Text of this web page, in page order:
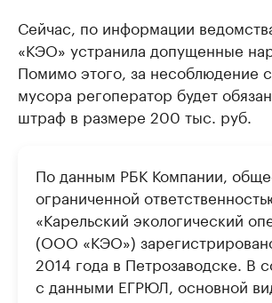
Сейчас, по информации
«КЭО» устранила допущенные
Помимо этого, за несоблюдение
мусора регоператор будет
штраф в размере 200 тыс. руб.
По данным РБК Компании,
ограниченной
«Карельский экологический
(ООО «КЭО»)
2014 года в Петрозаводске. В
с данными ЕГРЮЛ, основной